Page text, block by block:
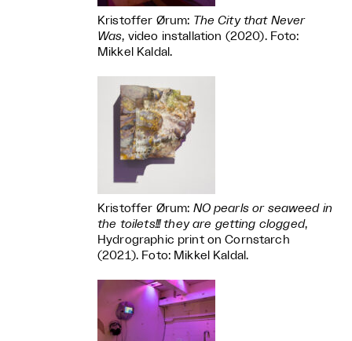
Kristoffer Ørum: The City that Never
Was, video installation (2020). Foto:
Mikkel Kaldal.
Kristoffer Ørum: NO pearls or seaweed in
the toilets!!! they are getting clogged,
Hydrographic print on Cornstarch
(2021). Foto: Mikkel Kaldal.